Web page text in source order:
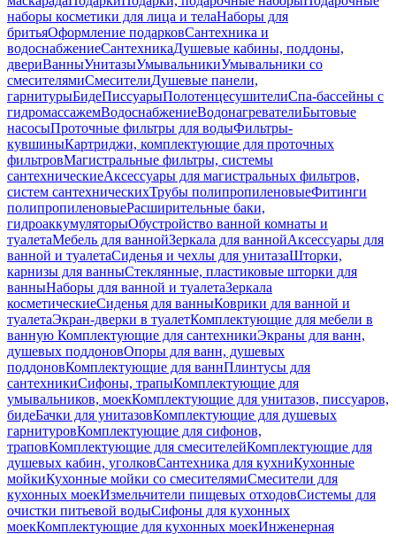
наборы косметики для лица и телаНаборы для
бритьяОформление подарковСантехника и
водоснабжениеСантехникаДушевые кабины, поддоны,
двериВанныУнитазыУмывальникиУмывальники со
смесителямиСмесителиДушевые панели,
гарнитурыБидеПиссуарыПолотенцесушителиСпа-бассейны с
гидромассажемВодоснабжениеВодонагревателиБытовые
насосыПроточные фильтры для водыФильтры-
кувшиныКартриджи, комплектующие для проточных
фильтровМагистральные фильтры, системы
сантехническиеАксессуары для магистральных фильтров,
систем сантехническихТрубы полипропиленовыеФитинги
полипропиленовыеРасширительные баки,
гидроаккумуляторыОбустройство ванной комнаты и
туалетаМебель для ваннойЗеркала для ваннойАксессуары для
ванной и туалетаСиденья и чехлы для унитазаШторки,
карнизы для ванныСтеклянные, пластиковые шторки для
ванныНаборы для ванной и туалетаЗеркала
косметическиеСиденья для ванныКоврики для ванной и
туалетаЭкран-дверки в туалетКомплектующие для мебели в
ванную Комплектующие для сантехникиЭкраны для ванн,
душевых поддоновОпоры для ванн, душевых
поддоновКомплектующие для ваннПлинтусы для
сантехникиСифоны, трапыКомплектующие для
умывальников, моекКомплектующие для унитазов, писсуаров,
бидеБачки для унитазовКомплектующие для душевых
гарнитуровКомплектующие для сифонов,
траповКомплектующие для смесителейКомплектующие для
душевых кабин, уголковСантехника для кухниКухонные
мойкиКухонные мойки со смесителямиСмесители для
кухонных моекИзмельчители пищевых отходовСистемы для
очистки питьевой водыСифоны для кухонных
моекКомплектующие для кухонных моекИнженерная